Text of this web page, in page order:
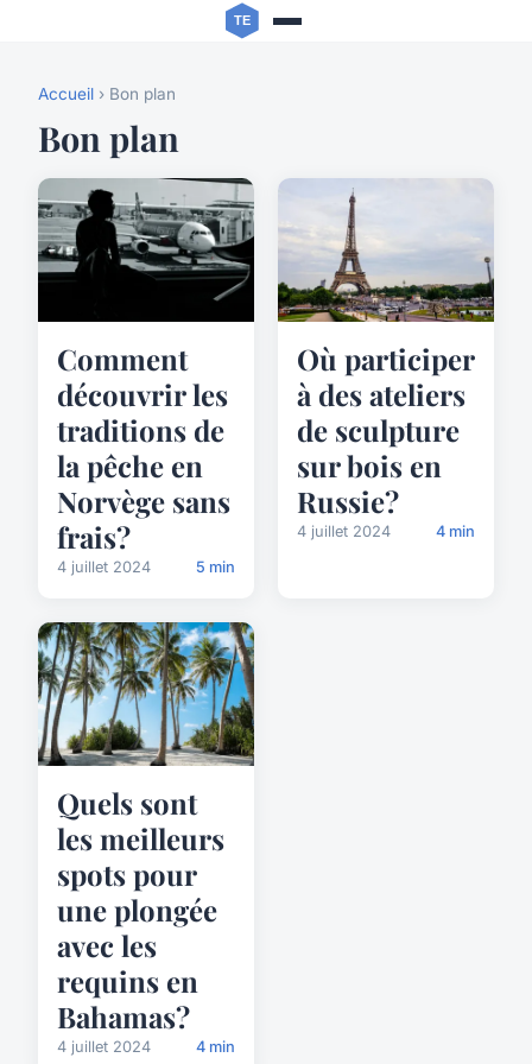
Accueil › Bon plan
Bon plan
Comment
découvrir les
traditions de
la pêche en
Norvège sans
frais?
4 juillet 2024 5 min
Où participer
à des ateliers
de sculpture
sur bois en
Russie?
4 juillet 2024 4 min
Quels sont
les meilleurs
spots pour
une plongée
avec les
requins en
Bahamas?
4 juillet 2024 4 min